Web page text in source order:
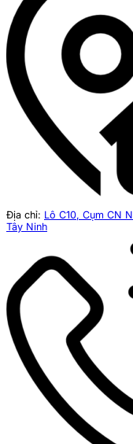
Địa chỉ: Lô C10, Cụm CN
Tây Ninh